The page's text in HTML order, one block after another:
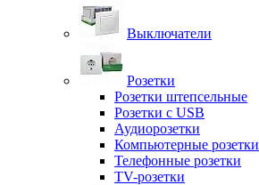
Выключатели
Розетки
Розетки штепсельные
Розетки с USB
Аудиорозетки
Компьютерные розетки
Телефонные розетки
TV-розетки